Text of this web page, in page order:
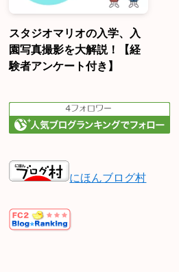
スタジオマリオの入学、入
園写真撮影を大解説！【経
験者アンケート付き】
にほんブログ村